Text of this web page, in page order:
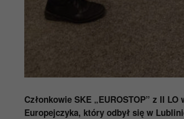
Członkowie SKE „EUROSTOP” z II
Europejczyka, który odbył się w